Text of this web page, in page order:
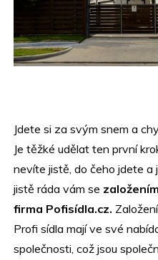
Jdete si za svým snem a
Je těžké udělat ten první
nevíte jistě, do čeho jdete a
jistě ráda vám se
firma Pofisídla.cz.
Profi sídla mají ve své
společnosti, což jsou